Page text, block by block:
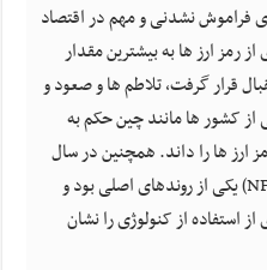
های فراموش نشدنی و مهم در اقتصاد
رمز ارز ها به بیشترین مقدار
قرار گرفت، تلاطم ها و صعود و
از کشور ها مانند چین حکم به
ارز ها را داند. همچنین در سال
گذشته توکن‌های غیرقابل تعویض (NFT) یکی از روندهای اصلی بود و
از کنولوژی را نشان